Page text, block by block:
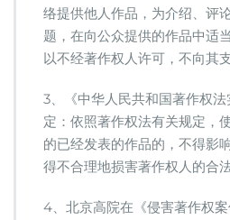
络提供他人作品，为介绍、评
题，在向公众提供的作品中适
以不经著作权人许可，不向其
3、《中华人民共和国著作权
定：依照著作权法有关规定，
的已经发表的作品的，不得影
得不合理地损害著作权人的合法
4、北京高院在《侵害著作权